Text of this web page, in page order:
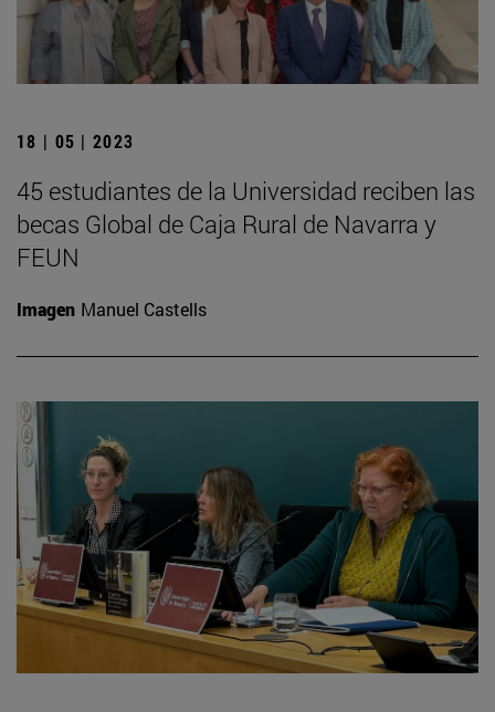
18 | 05 | 2023
45 estudiantes de la Universidad reciben las
becas Global de Caja Rural de Navarra y
FEUN
Imagen Manuel Castells